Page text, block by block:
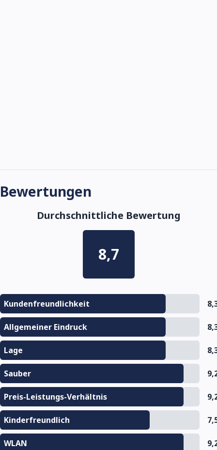
Bewertungen
Durchschnittliche Bewertung
8,7
Kundenfreundlichkeit
Allgemeiner Eindruck
Lage
Sauber
Preis-Leistungs-Verhältnis
Kinderfreundlich
WLAN